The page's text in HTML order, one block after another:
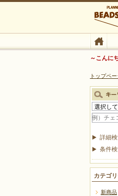
ビーズ
ビーズ・
TOP ま
～こんに
トップペー
詳細
条件
カテゴ
新商品